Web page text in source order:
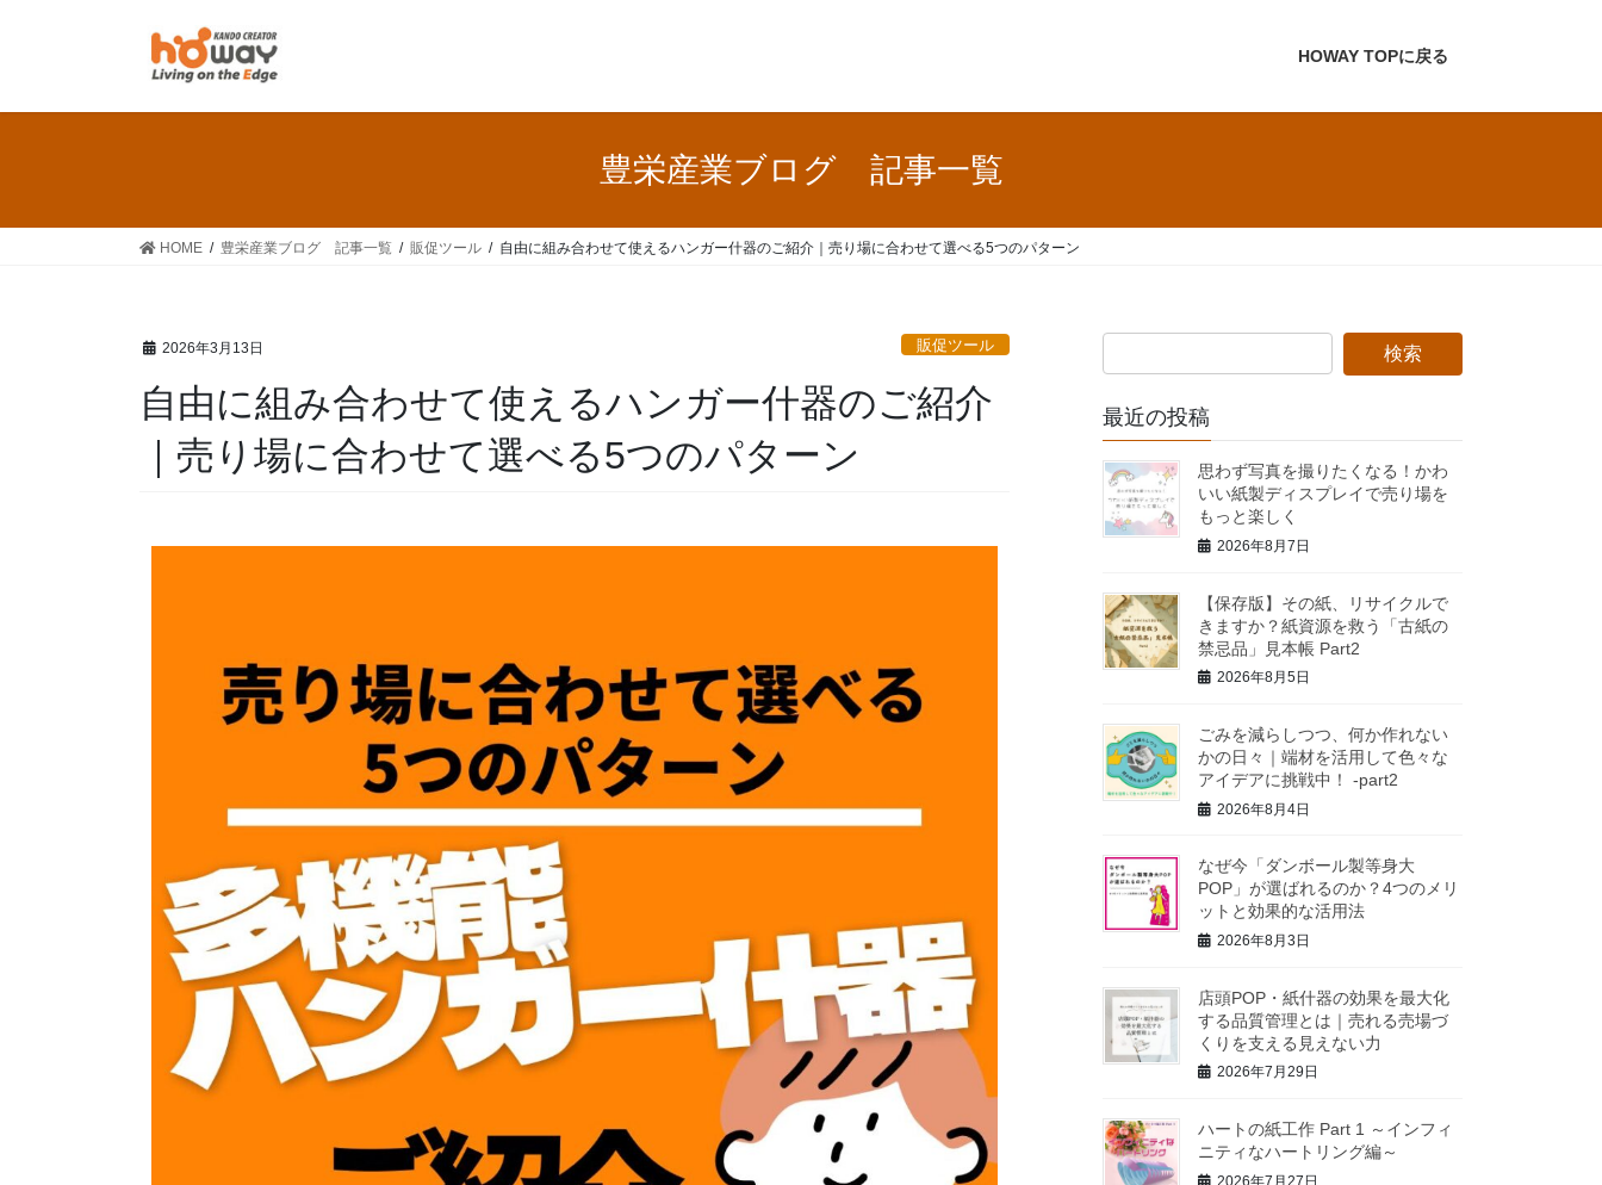
HOWAY TOPに戻る
豊栄産業ブログ 記事一覧
HOME 豊栄産業ブログ 記事一覧 販促ツール 自由に組み合わせて使えるハンガー什器のご紹介｜売り場に合わせて選べる5つのパターン
2026年3月13日 販促ツール
自由に組み合わせて使えるハンガー什器のご紹介
｜売り場に合わせて選べる5つのパターン
最近の投稿
思わず写真を撮りたくなる！かわ
いい紙製ディスプレイで売り場を
もっと楽しく
2026年8月7日
【保存版】その紙、リサイクルで
きますか？紙資源を救う「古紙の
禁忌品」見本帳 Part2
2026年8月5日
ごみを減らしつつ、何か作れない
かの日々｜端材を活用して色々な
アイデアに挑戦中！ -part2
2026年8月4日
なぜ今「ダンボール製等身大
POP」が選ばれるのか？4つのメリ
ットと効果的な活用法
2026年8月3日
店頭POP・紙什器の効果を最大化
する品質管理とは｜売れる売場づ
くりを支える見えない力
2026年7月29日
ハートの紙工作 Part 1 ～インフィ
ニティなハートリング編～
2026年7月27日